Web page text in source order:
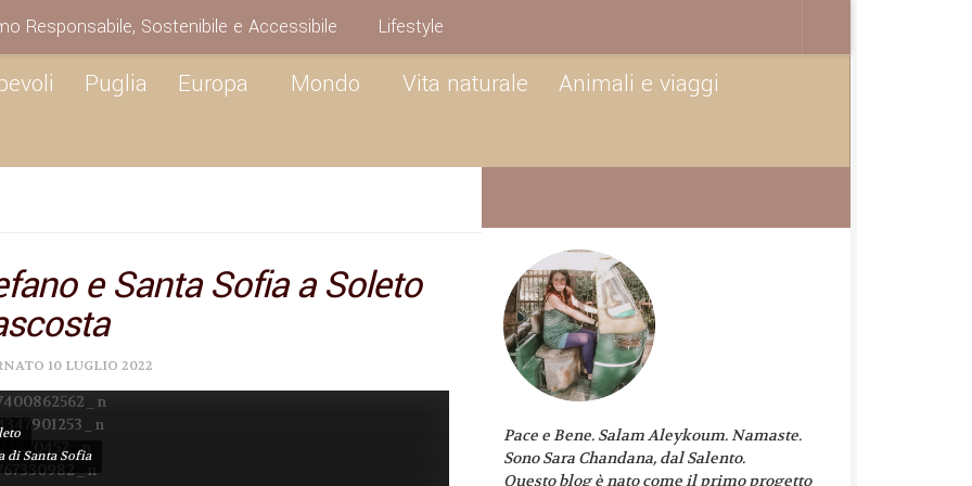
Responsabile, Sostenibile e Accessibile Lifestyle
Puglia Europa Mondo Vita naturale
Animali e viaggi
e Santa Sofia a Soleto
10 LUGLIO 2022
di Santa Sofia
Pace e Bene. Salam Aleykoum. Namaste.
Sono Sara Chandana, dal Salento.
Questo blog è nato come il primo progetto